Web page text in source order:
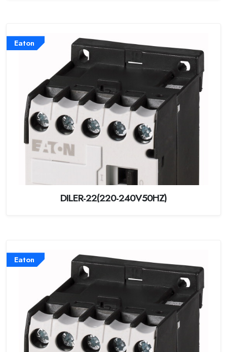
Eaton
DILER-22(220-240V50HZ)
Eaton